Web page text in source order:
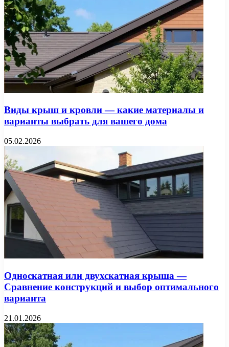
Виды крыш и кровли — какие материалы и
варианты выбрать для вашего дома
05.02.2026
Односкатная или двухскатная крыша —
Сравнение конструкций и выбор оптимального
варианта
21.01.2026